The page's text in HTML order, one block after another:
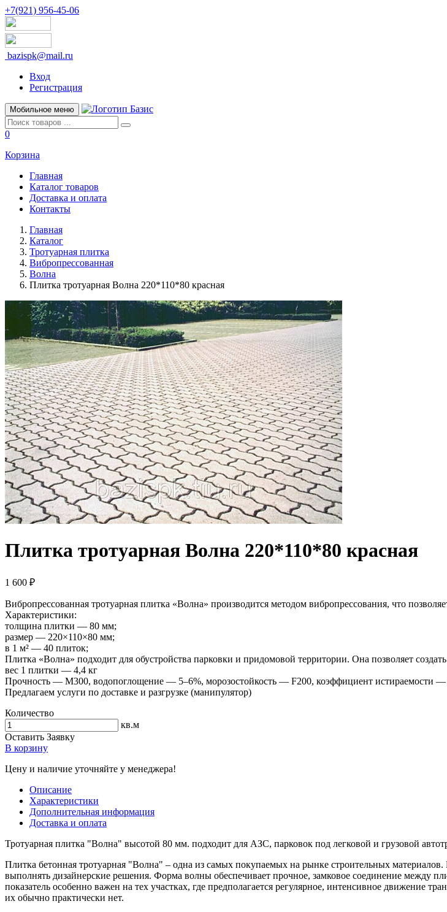
+7(921) 956-45-06
bazispk@mail.ru
Вход
Регистрация
Мобильное меню
0
Корзина
Главная
Каталог товаров
Доставка и оплата
Контакты
Главная
Каталог
Тротуарная плитка
Вибропрессованная
Волна
Плитка тротуарная Волна 220*110*80 красная
Плитка тротуарная Волна 220*110*80 красная
1 600 ₽
Вибропрессованная тротуарная плитка «Волна» производится методом вибропрессования, что
Характеристики:
толщина плитки — 80 мм;
размер — 220×110×80 мм;
в 1 м² — 40 плиток;
Плитка «Волна» подходит для обустройства парковки и придомовой территории. Она позволяет
вес 1 плитки — 4,4 кг
Прочность — М300, водопоглощение — 5–6%, морозостойкость — F200, коэффициент истираемости —
Предлагаем услуги по доставке и разгрузке (манипулятор)
Количество
кв.м
Оставить Заявку
В корзину
Цену и наличие уточняйте у менеджера!
Описание
Характеристики
Дополнительная информация
Доставка и оплата
Тротуарная плитка "Волна" высотой 80 мм. подходит для АЗС, парковок под легковой и грузовой
Плитка бетонная тротуарная "Волна" – одна из самых покупаемых на рынке строительных материалов.
выполнять дизайнерские решения. Форма волны обеспечивает прочное, замковое соединение между
показатель особенно важен на тех участках, где предполагается регулярное, интенсивное движение
их обычно практически нет.